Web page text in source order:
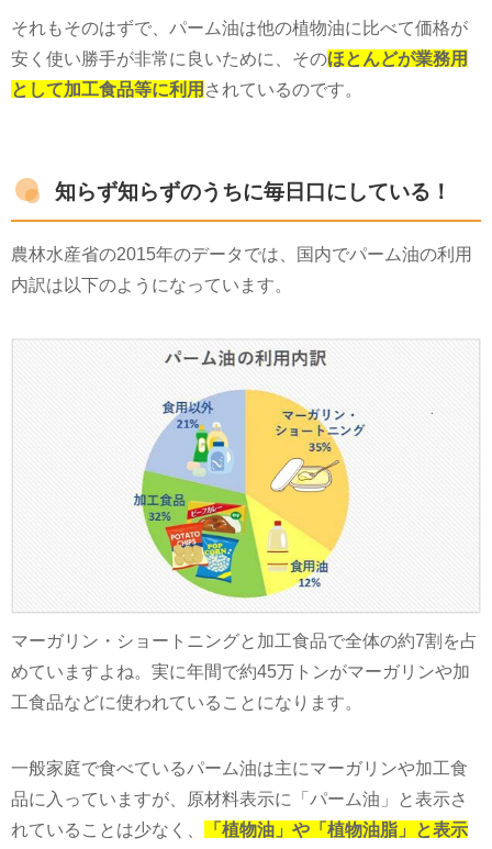
それもそのはずで、パーム油は他の植物油に比べて価格が
安く使い勝手が非常に良いために、そのほとんどが業務用
として加工食品等に利用 されているのです。
知らず知らずのうちに毎日口にしている！
農林水産省の2015年のデータでは、国内でパーム油の利用
内訳は以下のようになっています。
マーガリン・ショートニングと加工食品で全体の約7割を占
めていますよね。実に年間で約45万トンがマーガリンや加
工食品などに使われていることになります。
一般家庭で食べているパーム油は主にマーガリンや加工食
品に入っていますが、原材料表示に「パーム油」と表示さ
れていることは少なく、
「植物油」や「植物油脂」と表示